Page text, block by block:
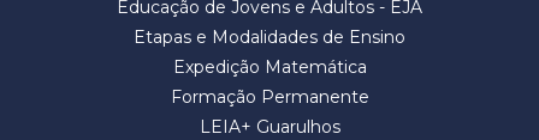
Educação de Jovens e Adultos - EJA
Etapas e Modalidades de Ensino
Expedição Matemática
Formação Permanente
LEIA+ Guarulhos